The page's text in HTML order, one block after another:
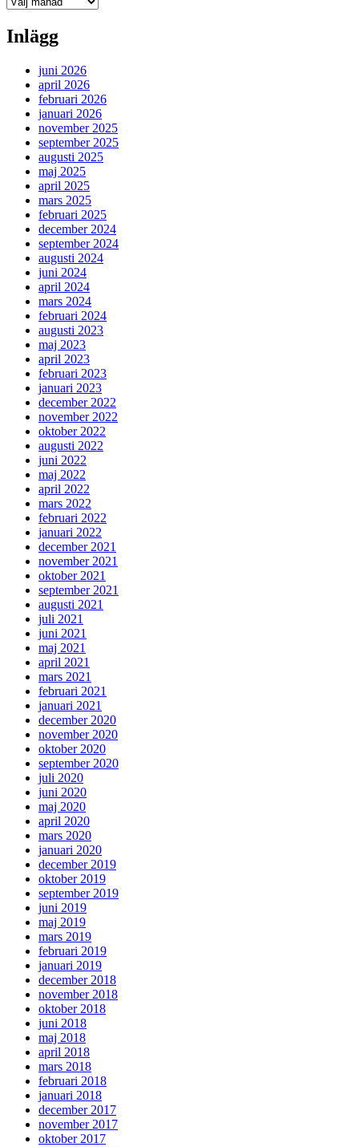
Inlägg
juni 2026
april 2026
februari 2026
januari 2026
november 2025
september 2025
augusti 2025
maj 2025
april 2025
mars 2025
februari 2025
december 2024
september 2024
augusti 2024
juni 2024
april 2024
mars 2024
februari 2024
augusti 2023
maj 2023
april 2023
februari 2023
januari 2023
december 2022
november 2022
oktober 2022
augusti 2022
juni 2022
maj 2022
april 2022
mars 2022
februari 2022
januari 2022
december 2021
november 2021
oktober 2021
september 2021
augusti 2021
juli 2021
juni 2021
maj 2021
april 2021
mars 2021
februari 2021
januari 2021
december 2020
november 2020
oktober 2020
september 2020
juli 2020
juni 2020
maj 2020
april 2020
mars 2020
januari 2020
december 2019
oktober 2019
september 2019
juni 2019
maj 2019
mars 2019
februari 2019
januari 2019
december 2018
november 2018
oktober 2018
juni 2018
maj 2018
april 2018
mars 2018
februari 2018
januari 2018
december 2017
november 2017
oktober 2017